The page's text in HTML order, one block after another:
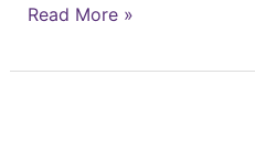
Read More »